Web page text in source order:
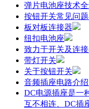
弹片电池座技术
按钮开关常见问
板对板连接器
纽扣电池座
致力于开关及连
带灯开关
关于按钮开关
音频插座电路介
DC电源插座是一
互不相连、DC插